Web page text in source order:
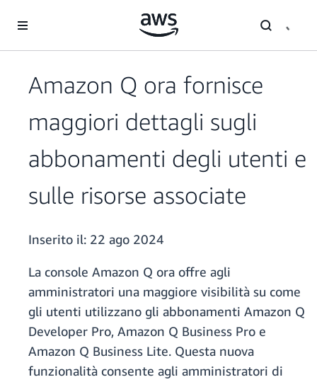
Amazon Q ora fornisce
maggiori dettagli sugli
abbonamenti degli utenti e
sulle risorse associate
Inserito il: 22 ago 2024
La console Amazon Q ora offre agli
amministratori una maggiore visibilità su come
gli utenti utilizzano gli abbonamenti Amazon Q
Developer Pro, Amazon Q Business Pro e
Amazon Q Business Lite. Questa nuova
funzionalità consente agli amministratori di